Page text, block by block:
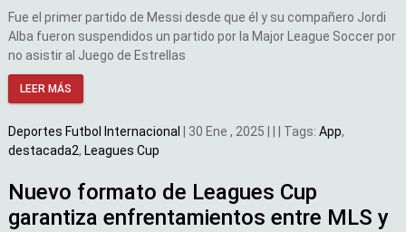
Fue el primer partido de Messi desde que él y su compañero Jordi
Alba fueron suspendidos un partido por la Major League Soccer por
no asistir al Juego de Estrellas
LEER MÁS
Deportes Futbol Internacional 30 Ene , 2025 Tags: App,
destacada2, Leagues Cup
Nuevo formato de Leagues Cup
garantiza enfrentamientos entre MLS y